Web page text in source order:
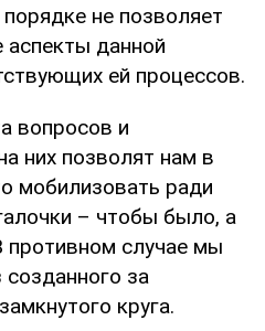
не позволяет
аспекты данной
ей процессов.
вопросов и
них позволят нам в
мобилизовать ради
– чтобы было, а
случае мы
за
круга.